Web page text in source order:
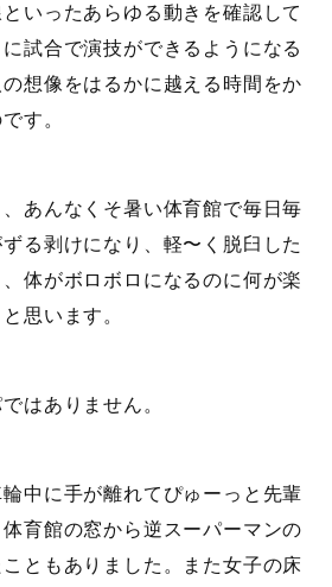
いったあらゆる動きを確認して
試合で演技ができるようになる
想像をはるかに越える時間をか
す。
あんなくそ暑い体育館で毎日毎
る剥けになり、軽〜く脱臼した
体がボロボロになるのに何が楽
思います。
はありません。
中に手が離れてぴゅーっと先輩
育館の窓から逆スーパーマンの
ともありました。また女子の床